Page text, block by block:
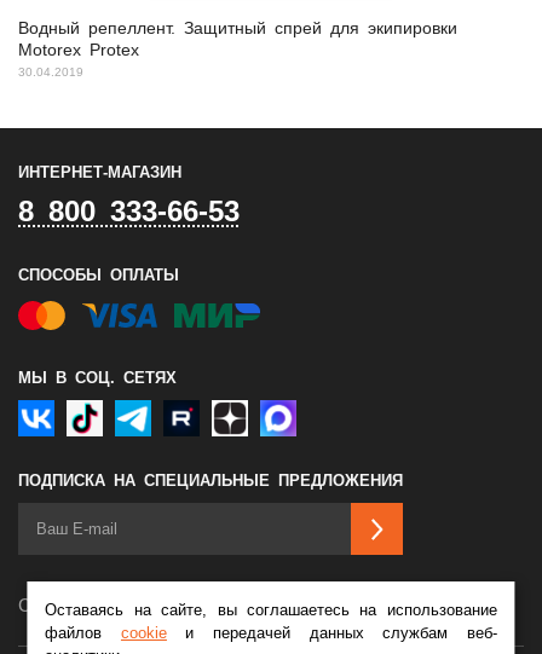
Водный репеллент. Защитный спрей для экипировки
Motorex Protex
30.04.2019
ИНТЕРНЕТ-МАГАЗИН
8 800 333-66-53
СПОСОБЫ ОПЛАТЫ
МЫ В СОЦ. СЕТЯХ
ПОДПИСКА НА СПЕЦИАЛЬНЫЕ ПРЕДЛОЖЕНИЯ
Сделано в
Оставаясь на сайте, вы соглашаетесь на использование
файлов cookieи передачей данных службам веб-